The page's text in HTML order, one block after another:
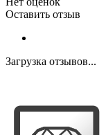
Оставить отзыв
Загрузка отзывов...